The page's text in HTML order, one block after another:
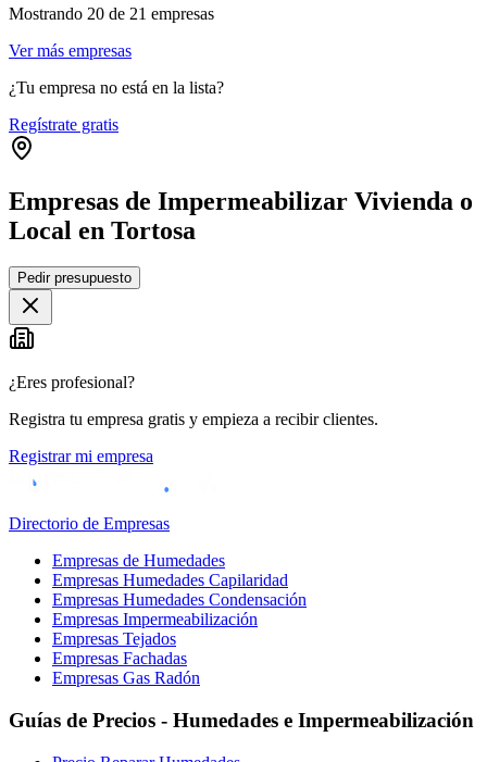
Mostrando 20 de 21 empresas
Ver más empresas
¿Tu empresa no está en la lista?
Regístrate gratis
Empresas de Impermeabilizar Vivienda o
Local en Tortosa
+
−
Pedir presupuesto
¿Eres profesional?
Registra tu empresa gratis y empieza a recibir clientes.
Registrar mi empresa
Directorio de Empresas
Empresas de Humedades
Empresas Humedades Capilaridad
Empresas Humedades Condensación
Empresas Impermeabilización
Empresas Tejados
Empresas Fachadas
Empresas Gas Radón
Guías de Precios - Humedades e Impermeabilización